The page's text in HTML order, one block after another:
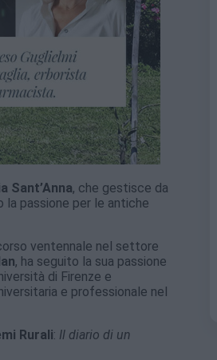
Sant’Anna, che gestisce da
la passione per le antiche
ventennale nel settore
, ha seguito la sua passione
di Firenze e
e professionale nel
Rurali: Il diario di un